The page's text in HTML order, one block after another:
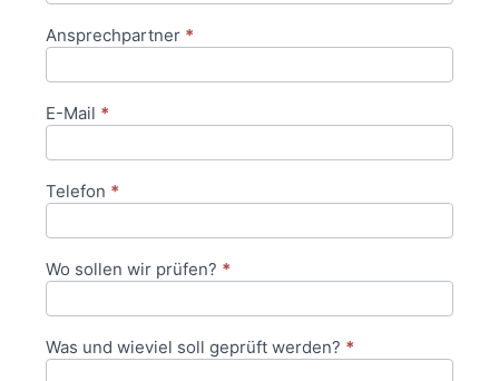
Ansprechpartner *
E-Mail *
Telefon *
Wo sollen wir prüfen? *
Was und wieviel soll geprüft werden? *